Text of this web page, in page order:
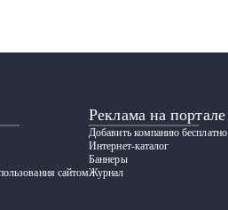
сайтом
Реклама на портале
Добавить компанию бесплатно
Интернет-каталог
Баннеры
Журнал